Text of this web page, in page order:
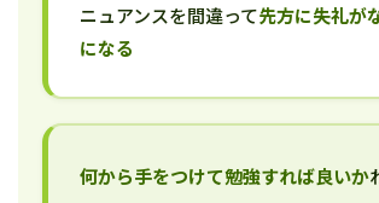
ニュアンスを間違って先方に失礼が
になる
何から手をつけて勉強すれば良いか